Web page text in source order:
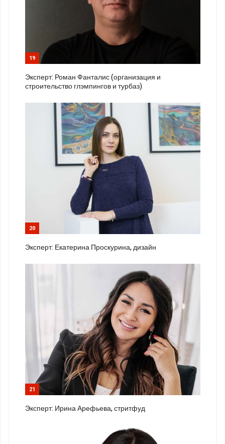
19
Эксперт: Роман Фанталис (организация и
строительство глэмпингов и турбаз)
20
Эксперт: Екатерина Проскурина, дизайн
21
Эксперт: Ирина Арефьева, стритфуд